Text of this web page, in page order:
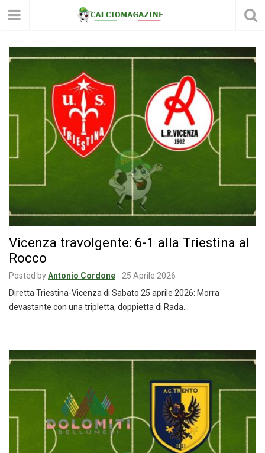
Vicenza travolgente: 6-1 alla Triestina al
Rocco
Posted byAntonio Cordone - 25 Aprile 2026
Diretta Triestina-Vicenza di Sabato 25 aprile 2026: Morra
devastante con una tripletta, doppietta di Rada…